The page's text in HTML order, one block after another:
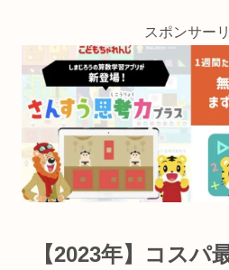
スポンサー
【2023年】コスパ